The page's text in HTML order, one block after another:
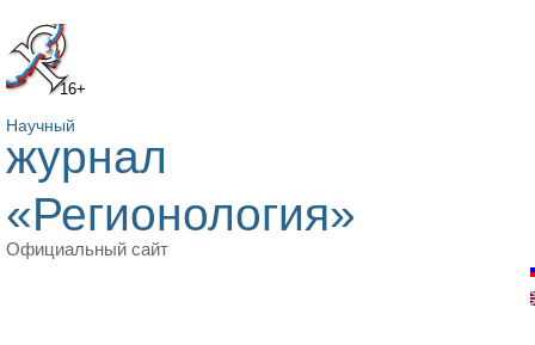
16+
Научный
журнал
«Регионология»
Официальный сайт